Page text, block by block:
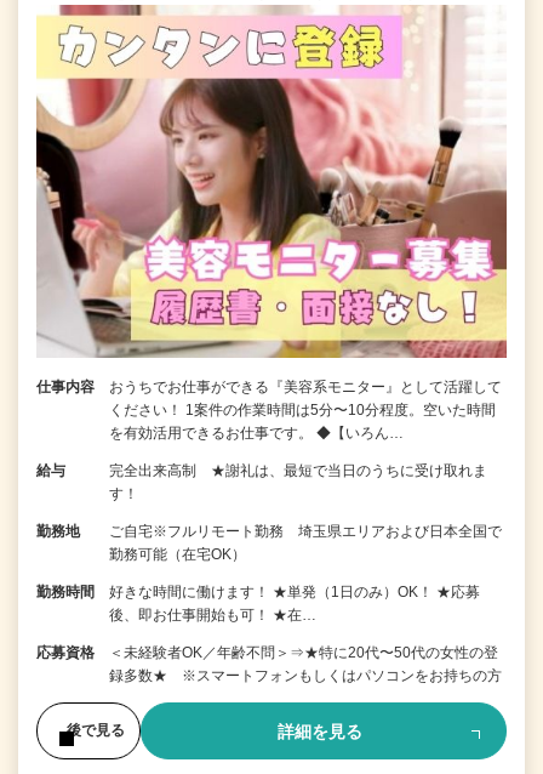
仕事内容
おうちでお仕事ができる『美容系モニター』として活躍して
ください！ 1案件の作業時間は5分〜10分程度。空いた時間
を有効活用できるお仕事です。 ◆【いろん…
給与
完全出来高制 ★謝礼は、最短で当日のうちに受け取れま
す！
勤務地
ご自宅※フルリモート勤務 埼玉県エリアおよび日本全国で
勤務可能（在宅OK）
勤務時間
好きな時間に働けます！ ★単発（1日のみ）OK！ ★応募
後、即お仕事開始も可！ ★在…
応募資格
＜未経験者OK／年齢不問＞⇒★特に20代〜50代の女性の登
録多数★ ※スマートフォンもしくはパソコンをお持ちの方
後で見る 詳細を見る